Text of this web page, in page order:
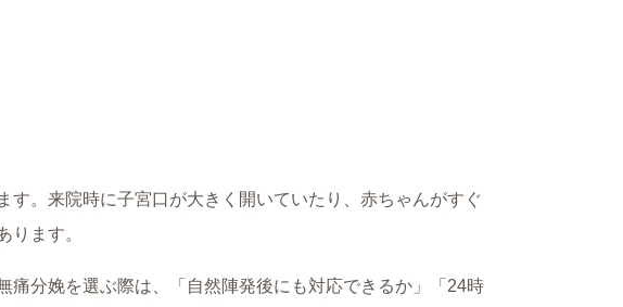
。来院時に子宮口が大きく開いていたり、赤ちゃんがすぐ
ります。
分娩を選ぶ際は、「自然陣発後にも対応できるか」「24時